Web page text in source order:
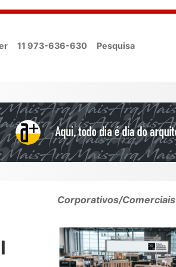
11 973-636-630 Pesquisa
Corporativos/Comerciais